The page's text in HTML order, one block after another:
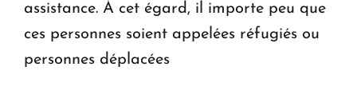
assistance. À cet égard, il importe peu que
ces personnes soient appelées réfugiés ou
personnes déplacées